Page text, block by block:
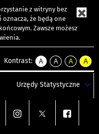
z witryny bez
że będą one
Zawsze możesz
Kontrast:
A
kontrast
A
kontrast
tekst
czarnym
A
kontrast
tekst
czarnym
A
tekst
żółtym
Urzędy Statystyczne